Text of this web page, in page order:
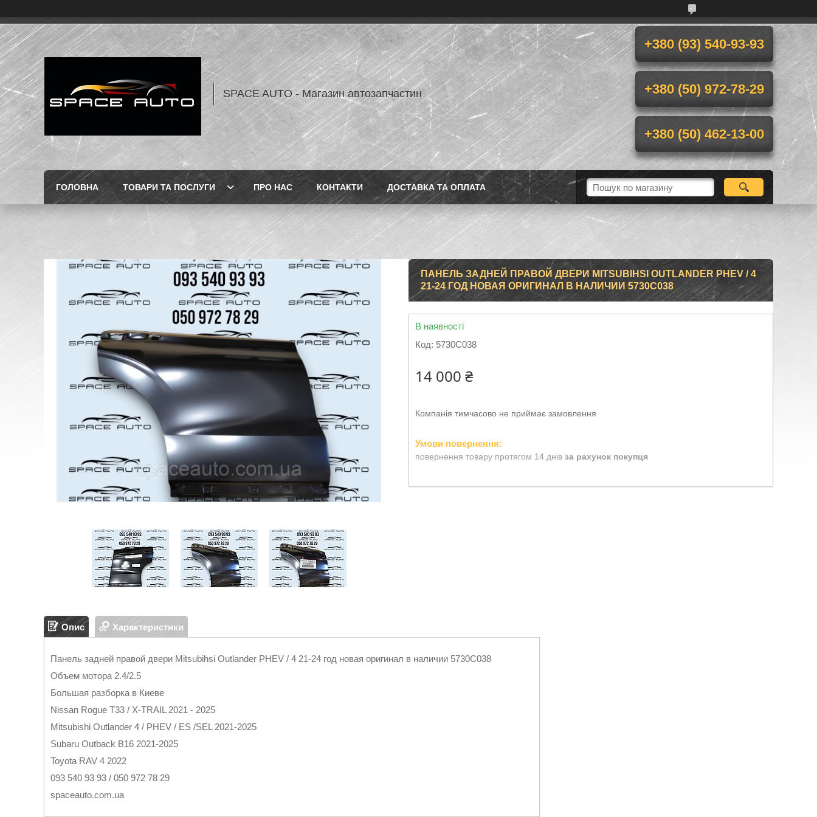
SPACE AUTO - Магазин автозапчастин
+380 (93) 540-93-93
+380 (50) 972-78-29
+380 (50) 462-13-00
ГОЛОВНА ТОВАРИ ТА ПОСЛУГИ ПРО НАС КОНТАКТИ ДОСТАВКА ТА ОПЛАТА
ПАНЕЛЬ ЗАДНЕЙ ПРАВОЙ ДВЕРИ MITSUBIHSI OUTLANDER PHEV / 4
21-24 ГОД НОВАЯ ОРИГИНАЛ В НАЛИЧИИ 5730C038
В наявності
Код: 5730C038
14 000 ₴
Компанія тимчасово не приймає замовлення
повернення товару протягом 14 днів за рахунок покупця
Опис Характеристики
Панель задней правой двери Mitsubihsi Outlander PHEV / 4 21-24 год новая оригинал в наличии 5730C038
Объем мотора 2.4/2.5
Большая разборка в Киеве
Nissan Rogue T33 / X-TRAIL 2021 - 2025
Mitsubishi Outlander 4 / PHEV / ES /SEL 2021-2025
Subaru Outback B16 2021-2025
Toyota RAV 4 2022
093 540 93 93 / 050 972 78 29
spaceauto.com.ua